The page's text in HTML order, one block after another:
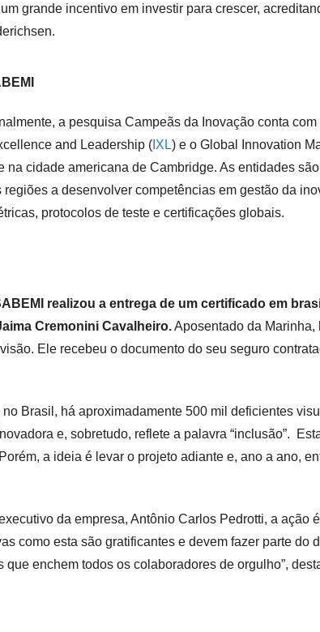
grande incentivo em investir para crescer,
a pesquisa Campeãs da Inovação conta
and Leadership ( IXL) e o Global Innovation
na cidade americana de Cambridge. As entidades
a desenvolver competências em gestão da
protocolos de teste e certificações globais.
realizou a entrega de um certificado em
Cremonini Cavalheiro.Aposentado da Marinha,
Ele recebeu o documento do seu seguro
Brasil, há aproximadamente 500 mil deficientes
e, sobretudo, reflete a palavra “inclusão”.
a ideia é levar o projeto adiante e, ano a ano,
da empresa, Antônio Carlos Pedrotti, a ação
como esta são gratificantes e devem fazer parte do
que enchem todos os colaboradores de orgulho”,